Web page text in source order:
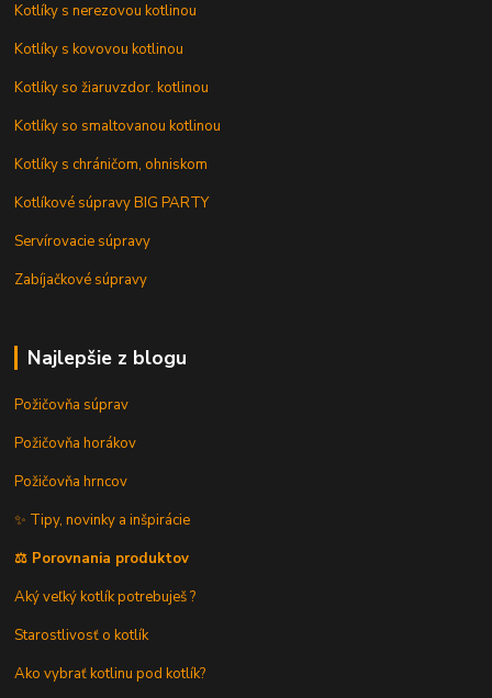
Kotlíky s nerezovou kotlinou
Kotlíky s kovovou kotlinou
Kotlíky so žiaruvzdor. kotlinou
Kotlíky so smaltovanou kotlinou
Kotlíky s chráničom, ohniskom
Kotlíkové súpravy BIG PARTY
Servírovacie súpravy
Zabíjačkové súpravy
Najlepšie z blogu
Požičovňa súprav
Požičovňa horákov
Požičovňa hrncov
✨ Tipy, novinky a inšpirácie
⚖️ Porovnania produktov
Aký veľký kotlík potrebuješ ?
Starostlivosť o kotlík
Ako vybrať kotlinu pod kotlík?